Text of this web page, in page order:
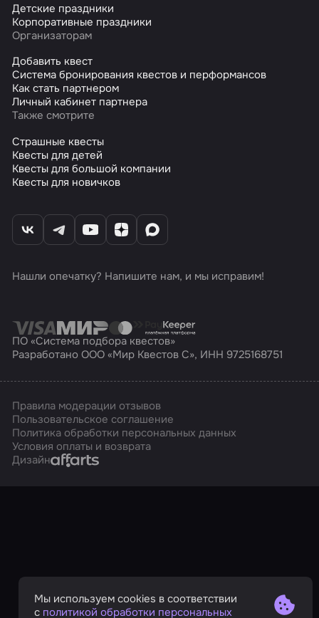
Детские праздники
Корпоративные праздники
Организаторам
Добавить квест
Система бронирования квестов и перформансов
Как стать партнером
Личный кабинет партнера
Также смотрите
Страшные квесты
Квесты для детей
Квесты для большой компании
Квесты для новичков
Нашли опечатку? Напишите нам, и мы исправим!
ПО «Система подбора квестов»
Разработано ООО «Мир Квестов С», ИНН 9725168751
Правила модерации отзывов
Пользовательское соглашение
Политика обработки персональных данных
Условия оплаты и возврата
ДизайнAffarts
Мы используем cookies в соответствии
с политикой обработки персональных